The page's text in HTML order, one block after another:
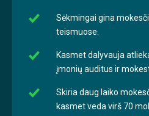
Sėkmingai gina
teismuose.
Kasmet dalyvauja
įmonių auditus ir
Skiria daug laiko
kasmet veda virš 70